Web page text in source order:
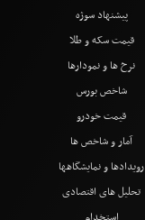
پیشنهاد سوژه
قیمت سکه و طلا
نرخ ها و نمودارها
شاخص بورس
قیمت خودرو
آمار و شاخص ها
رویدادها و نمایشگاهها
تحلیل های اقتصادی